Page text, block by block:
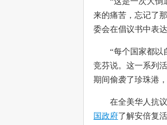
来的痛苦，忘记了
委会在倡议书中表达
“每个国家都以自
竞芬说。这一系列
期间偷袭了珍珠港
在全美华人抗议
国政府了解安倍复